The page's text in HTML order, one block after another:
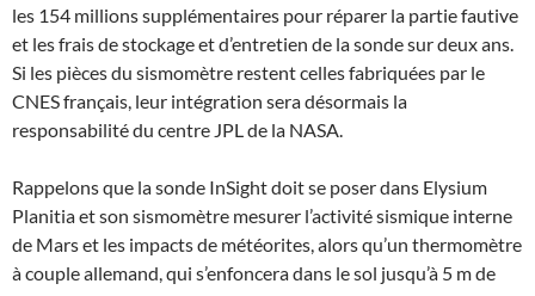
les 154 millions supplémentaires pour réparer la partie fautive
et les frais de stockage et d’entretien de la sonde sur deux ans.
Si les pièces du sismomètre restent celles fabriquées par le
CNES français, leur intégration sera désormais la
responsabilité du centre JPL de la NASA.
Rappelons que la sonde InSight doit se poser dans Elysium
Planitia et son sismomètre mesurer l’activité sismique interne
de Mars et les impacts de météorites, alors qu’un thermomètre
à couple allemand, qui s’enfoncera dans le sol jusqu’à 5 m de